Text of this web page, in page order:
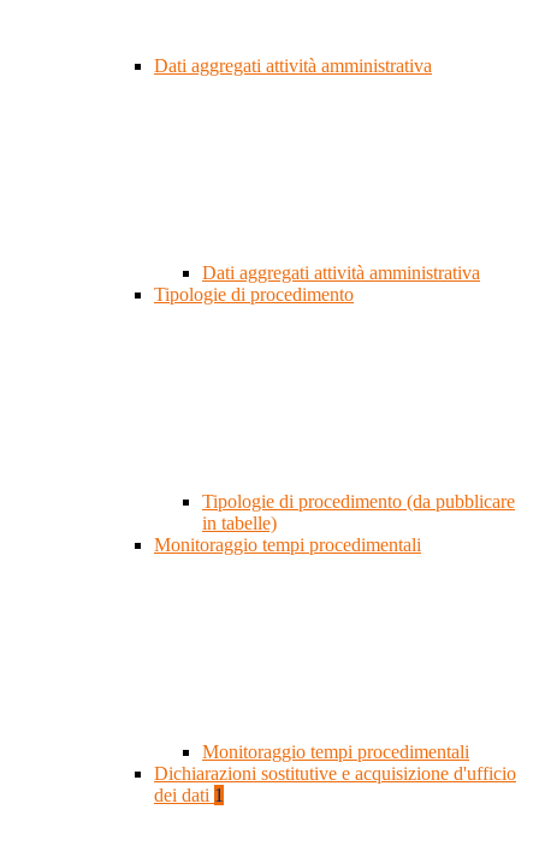
Dati aggregati attività amministrativa
Dati aggregati attività amministrativa
Tipologie di procedimento
Tipologie di procedimento (da pubblicare
in tabelle)
Monitoraggio tempi procedimentali
Monitoraggio tempi procedimentali
Dichiarazioni sostitutive e acquisizione d'ufficio
dei dati 1